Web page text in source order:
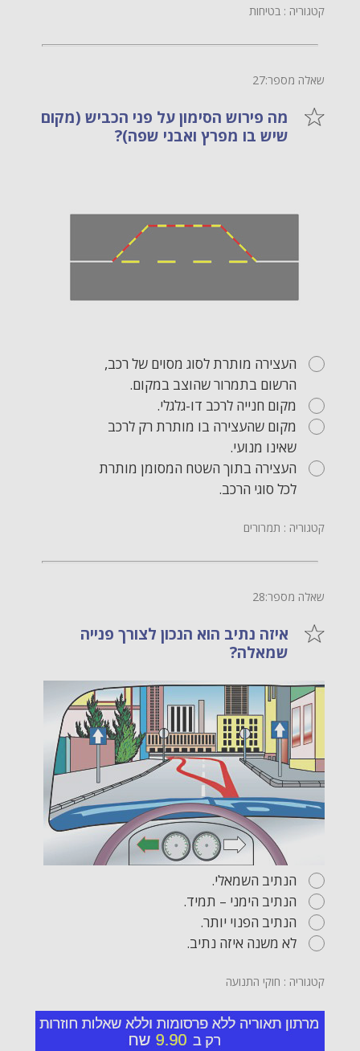
קטגוריה : בטיחות
שאלה מספר:27
מה פירוש הסימון על פני הכביש (מקום
שיש בו מפרץ ואבני שפה)?
העצירה מותרת לסוג מסוים של רכב,
הרשום בתמרור שהוצב במקום.
מקום חנייה לרכב דו-גלגלי.
מקום שהעצירה בו מותרת רק לרכב
שאינו מנועי.
העצירה בתוך השטח המסומן מותרת
לכל סוגי הרכב.
קטגוריה : תמרורים
שאלה מספר:28
איזה נתיב הוא הנכון לצורך פנייה
שמאלה?
הנתיב השמאלי.
הנתיב הימני – תמיד.
הנתיב הפנוי יותר.
לא משנה איזה נתיב.
קטגוריה : חוקי התנועה